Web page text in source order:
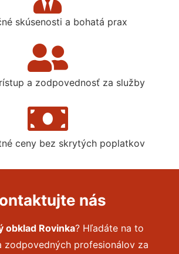
skúsenosti a bohatá prax
a zodpovednosť za služby
ceny bez skrytých poplatkov
nás
obklad Rovinka? Hľadáte na to
zodpovedných profesionálov za